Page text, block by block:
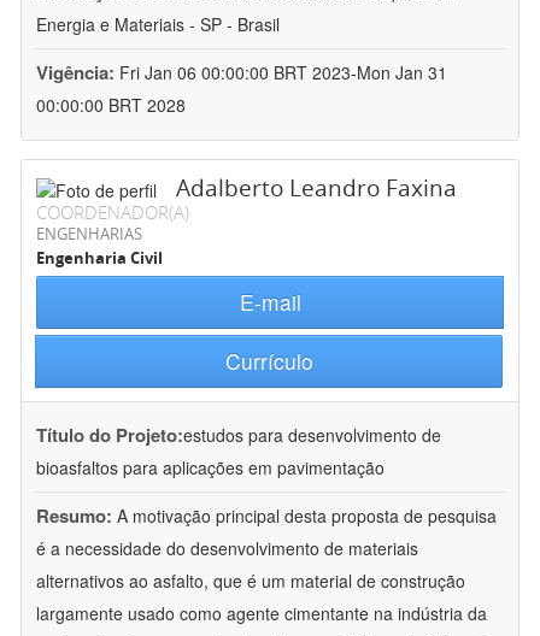
Energia e Materiais - SP - Brasil
Vigência: Fri Jan 06 00:00:00 BRT 2023-Mon Jan 31
00:00:00 BRT 2028
Adalberto Leandro Faxina
COORDENADOR(A)
ENGENHARIAS
Engenharia Civil
E-mail
Currículo
Título do Projeto:estudos para desenvolvimento de
bioasfaltos para aplicações em pavimentação
Resumo: A motivação principal desta proposta de pesquisa
é a necessidade do desenvolvimento de materiais
alternativos ao asfalto, que é um material de construção
largamente usado como agente cimentante na indústria da